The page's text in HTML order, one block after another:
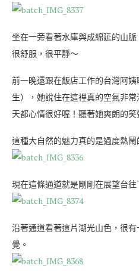
坐在一旁看著水庫與成綿延的山
很舒服，很平靜～
前一晚還跟在飯店工作的台灣阿
生），她說住在這裡真的空氣非
天都心情很好喔！聽著她爽朗的
這種大自然的魅力真的是過度熱
現在這條通道就是剛剛在展望台往
沿著通道看著這片湖光山色，很
覺。